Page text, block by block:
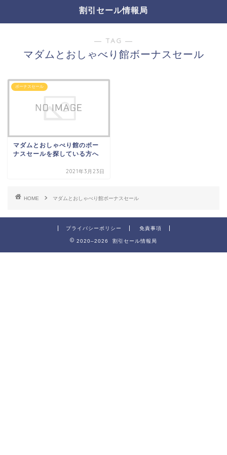
割引セール情報局
― TAG ―
マダムとおしゃべり館ボーナスセール
ボーナスセール
マダムとおしゃべり館のボー
ナスセールを探している方へ
2021年3月23日
HOME マダムとおしゃべり館ボーナスセール
プライバシーポリシー 免責事項
2020–2026 割引セール情報局